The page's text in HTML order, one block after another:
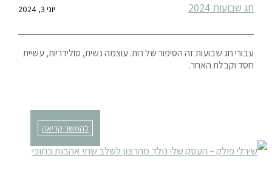
חג שבועות 2024 יוני 3, 2024
עבורי חג שבועות זה הסיפור של רות. עוצמה נשית, סולידריות, עשיית
חסד וקבלת האחר.
להמשך קריאה